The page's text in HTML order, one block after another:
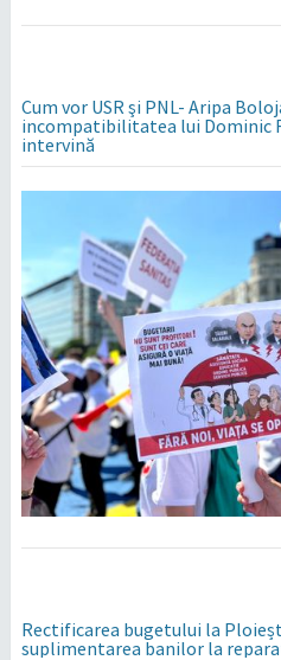
Cum vor USR şi PNL- Aripa
incompatibilitatea lui Dominic
intervină
Rectificarea bugetului la
suplimentarea banilor la